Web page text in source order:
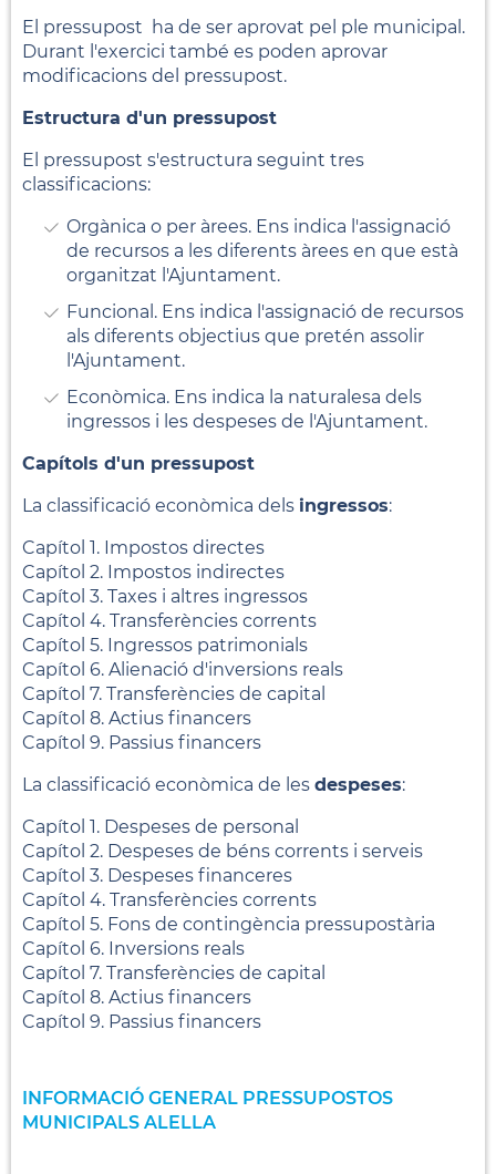
El pressupost ha de ser aprovat pel ple municipal.
Durant l'exercici també es poden aprovar
modificacions del pressupost.
Estructura d'un pressupost
El pressupost s'estructura seguint tres
classificacions:
Orgànica o per àrees. Ens indica l'assignació
de recursos a les diferents àrees en que està
organitzat l'Ajuntament.
Funcional. Ens indica l'assignació de recursos
als diferents objectius que pretén assolir
l'Ajuntament.
Econòmica. Ens indica la naturalesa dels
ingressos i les despeses de l'Ajuntament.
Capítols d'un pressupost
La classificació econòmica dels ingressos:
Capítol 1. Impostos directes
Capítol 2. Impostos indirectes
Capítol 3. Taxes i altres ingressos
Capítol 4. Transferències corrents
Capítol 5. Ingressos patrimonials
Capítol 6. Alienació d'inversions reals
Capítol 7. Transferències de capital
Capítol 8. Actius financers
Capítol 9. Passius financers
La classificació econòmica de les despeses:
Capítol 1. Despeses de personal
Capítol 2. Despeses de béns corrents i serveis
Capítol 3. Despeses financeres
Capítol 4. Transferències corrents
Capítol 5. Fons de contingència pressupostària
Capítol 6. Inversions reals
Capítol 7. Transferències de capital
Capítol 8. Actius financers
Capítol 9. Passius financers
INFORMACIÓ GENERAL PRESSUPOSTOS
MUNICIPALS ALELLA